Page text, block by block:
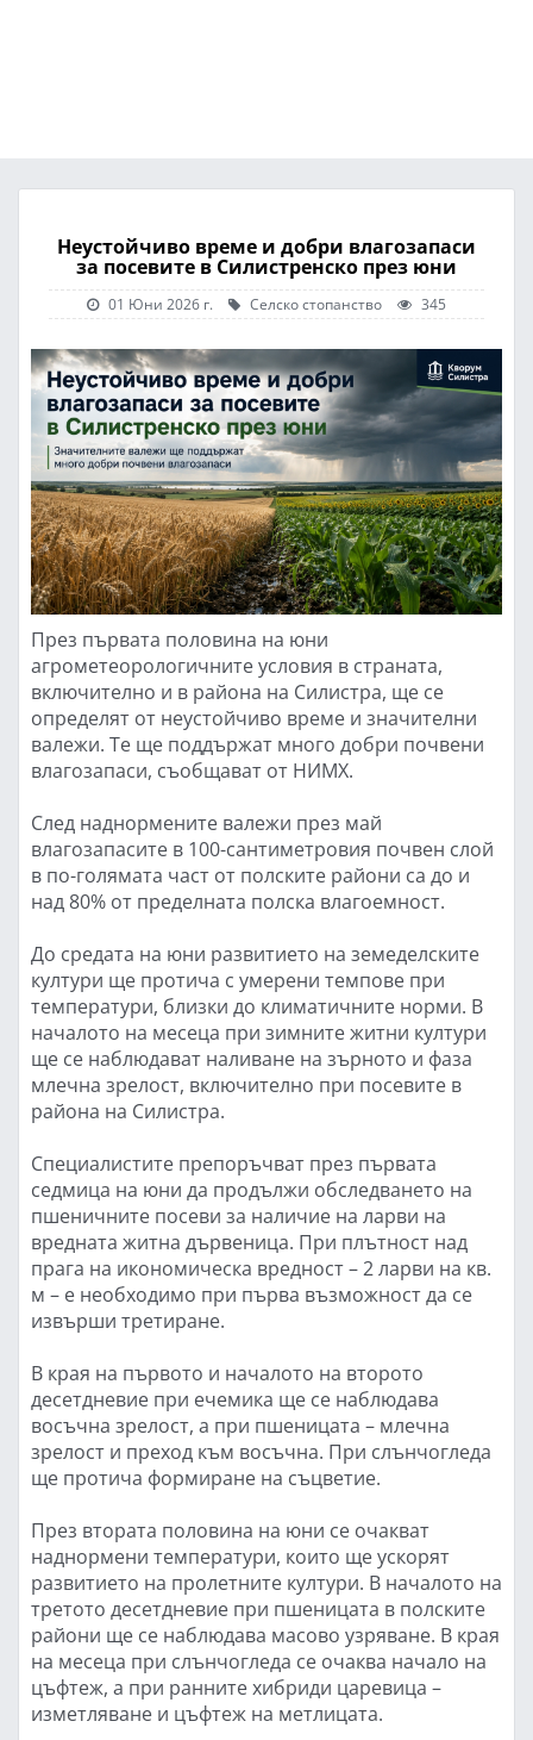
Неустойчиво време и добри влагозапаси
за посевите в Силистренско през юни
01 Юни 2026 г. Селско стопанство 345
През първата половина на юни
агрометеорологичните условия в страната,
включително и в района на Силистра, ще се
определят от неустойчиво време и значителни
валежи. Те ще поддържат много добри почвени
влагозапаси, съобщават от НИМХ.
След наднормените валежи през май
влагозапасите в 100-сантиметровия почвен слой
в по-голямата част от полските райони са до и
над 80% от пределната полска влагоемност.
До средата на юни развитието на земеделските
култури ще протича с умерени темпове при
температури, близки до климатичните норми. В
началото на месеца при зимните житни култури
ще се наблюдават наливане на зърното и фаза
млечна зрелост, включително при посевите в
района на Силистра.
Специалистите препоръчват през първата
седмица на юни да продължи обследването на
пшеничните посеви за наличие на ларви на
вредната житна дървеница. При плътност над
прага на икономическа вредност – 2 ларви на кв.
м – е необходимо при първа възможност да се
извърши третиране.
В края на първото и началото на второто
десетдневие при ечемика ще се наблюдава
восъчна зрелост, а при пшеницата – млечна
зрелост и преход към восъчна. При слънчогледа
ще протича формиране на съцветие.
През втората половина на юни се очакват
наднормени температури, които ще ускорят
развитието на пролетните култури. В началото на
третото десетдневие при пшеницата в полските
райони ще се наблюдава масово узряване. В края
на месеца при слънчогледа се очаква начало на
цъфтеж, а при ранните хибриди царевица –
изметляване и цъфтеж на метлицата.